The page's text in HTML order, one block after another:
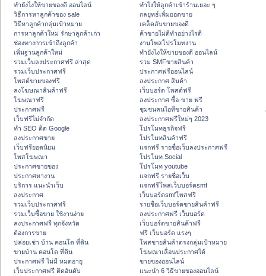
ทํายังไงให้ขายของดี ออนไลน์
วิธีการหาลูกค้าของ sale
วิธีหาลูกค้ากลุ่มเป้าหมาย
การหาลูกค้าใหม่ รักษาลูกค้าเก่า
ช่องทางการเข้าถึงลูกค้า
เพิ่มฐานลูกค้าใหม่
รวมเว็บลงประกาศฟรี ล่าสุด
รวมเว็บประกาศฟรี
โพสต์ขายของฟรี
ลงโฆษณาสินค้าฟรี
โฆษณาฟรี
ประกาศฟรี
เว็บฟรีไม่จำกัด
ทำ SEO ติด Google
ลงประกาศขาย
เว็บฟรียอดนิยม
โพสโฆษณา
ประกาศขายของ
ประกาศหางาน
บริการ แนะนำเว็บ
ลงประกาศ
รวมเว็บประกาศฟรี
รวมเว็บซื้อขาย ใช้งานง่าย
ลงประกาศฟรี ทุกจังหวัด
ต้องการขาย
ปล่อยเช่า บ้าน คอนโด ที่ดิน
ขายบ้าน คอนโด ที่ดิน
ประกาศฟรี ไม่มี หมดอายุ
เว็บประกาศฟรี ติดอันดับ
ทําไงให้ลูกค้าเข้าร้านเยอะ ๆ
กลยุทธ์เพิ่มยอดขาย
เคล็ดลับขายของดี
ค้าขายไม่ดีทำอย่างไรดี
งานโพสโปรโมทงาน
ทํายังไงให้ขายของดี ออนไลน์
รวม SMFขายสินค้า
ประกาศฟรีออนไลน์
ลงประกาศ สินค้า
เว็บบอร์ด โพสต์ฟรี
ลงประกาศ ซื้อ-ขาย ฟรี
ชุมชนคนไอทีขายสินค้า
ลงประกาศฟรีใหม่ๆ 2023
โปรโมทธุรกิจฟรี
โปรโมทสินค้าฟรี
แจกฟรี รายชื่อเว็บลงประกาศฟรี
โปรโมท Social
โปรโมท youtube
แจกฟรี รายชื่อเว็บ
แจกฟรีโพสเว็บบอร์ดsmf
เว็บบอร์ดsmfโพสฟรี
รายชื่อเว็บบอร์ดขายสินค้าฟรี
ลงประกาศฟรี เว็บบอร์ด
เว็บบอร์ดขายสินค้าฟรี
ฟรี เว็บบอร์ด แรงๆ
โพสขายสินค้าตรงกลุ่มเป้าหมาย
โฆษณาเลื่อนประกาศได้
ขายของออนไลน์
แนะนำ 6 วิธีขายของออนไลน์